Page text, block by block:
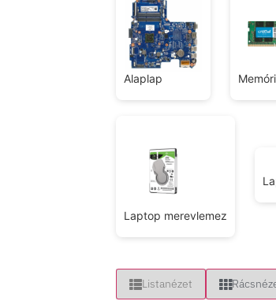
Alaplap
Laptop merevlemez
Listanézet